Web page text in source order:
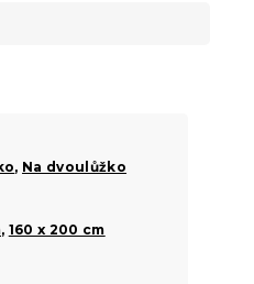
, Na dvoulůžko
, 160 x 200 cm